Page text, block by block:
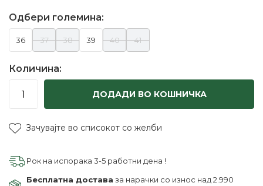
Одбери големина:
36 37 38 39 40 41
Количина:
ДОДАДИ ВО КОШНИЧКА
Зачувајте во списокот со желби
Рок на испорака 3-5 работни дена !
Бесплатна достава за нарачки со износ над 2.990